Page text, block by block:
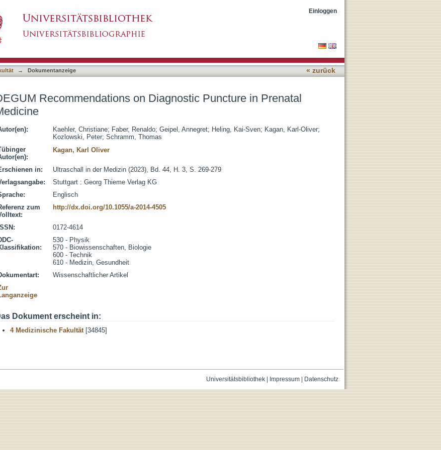
Einloggen
→ Dokumentanzeige « zurück
Recommendations on Diagnostic Puncture in Prenatal
Kaehler, Christiane; Faber, Renaldo; Geipel, Annegret; Heling, Kai-Sven; Kagan, Karl-Oliver;
Kozlowski, Peter; Schramm, Thomas
Kagan, Karl Oliver
in:
Ultraschall in der Medizin (2023), Bd. 44, H. 3, S. 269-279
Stuttgart : Georg Thieme Verlag KG
Englisch
zum
http://dx.doi.org/10.1055/a-2014-4505
ISSN:
0172-4614
530 - Physik
570 - Biowissenschaften, Biologie
600 - Technik
610 - Medizin, Gesundheit
Wissenschaftlicher Artikel
Dokument erscheint in:
4 Medizinische Fakultät[34845]
Universitätsbibliothek| Impressum| Datenschutz